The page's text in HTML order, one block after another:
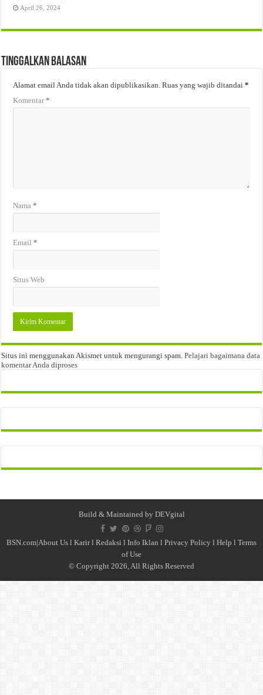
April 26, 2024
Tinggalkan Balasan
Alamat email Anda tidak akan dipublikasikan. Ruas yang wajib ditandai*
Komentar*
Nama*
Email*
Situs Web
Situs ini menggunakan Akismet untuk mengurangi spam.Pelajari bagaimana data
komentar Anda diproses
Build & Maintained by DEVgital
BSN.com|About Us l Karirl Redaksi l Info Iklan l Privacy Policy l Help l Terms
of Use
© Copyright 2026, All Rights Reserved